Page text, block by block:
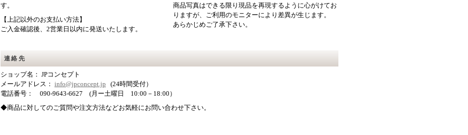
す。
【上記以外のお支払い方法】
ご入金確認後、2営業日以内に発送いたします。
商品写真はできる限り現品を再現するように心がけてお
りますが、ご利用のモニターにより差異が生じます。
あらかじめご了承下さい。
連絡先
ショップ名： JPコンセプト
メールアドレス： info@jpconcept.jp (24時間受付）
電話番号： 090-9643-6627 (月ー土曜日 10:00－18:00）
◆商品に対してのご質問や注文方法などお気軽にお問い合わせ下さい。